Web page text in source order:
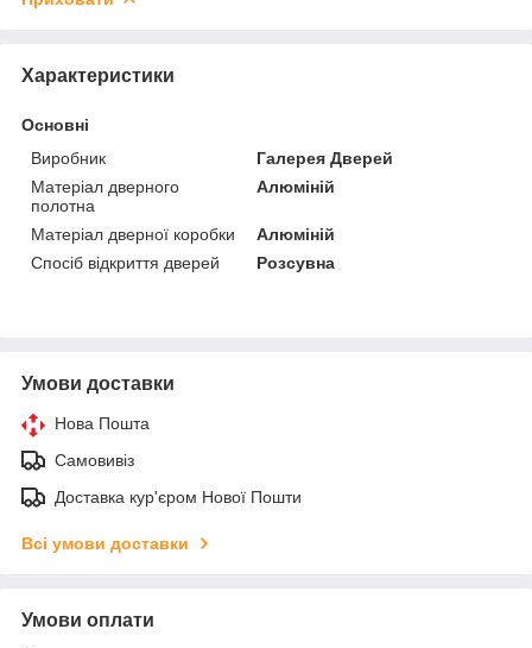
Характеристики
Основні
Виробник
Галерея Дверей
Матеріал дверного
полотна
Алюміній
Матеріал дверної коробки
Алюміній
Спосіб відкриття дверей
Розсувна
Умови доставки
Нова Пошта
Самовивіз
Доставка кур'єром Нової Пошти
Всі умови доставки
Умови оплати